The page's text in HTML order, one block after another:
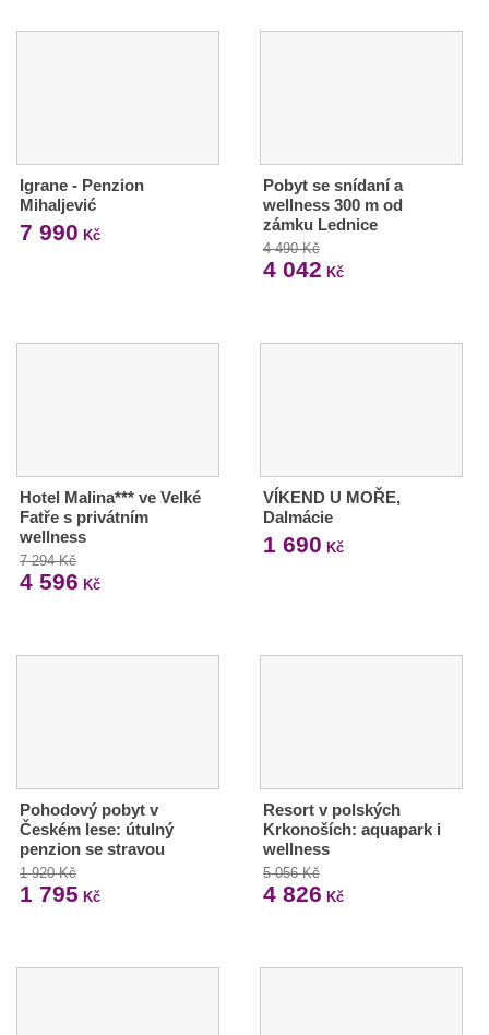
Igrane - Penzion
Mihaljević
7 990 Kč
Pobyt se snídaní a
wellness 300 m od
zámku Lednice
4 490 Kč
4 042 Kč
Hotel Malina*** ve Velké
Fatře s privátním
wellness
7 294 Kč
4 596 Kč
VÍKEND U MOŘE,
Dalmácie
1 690 Kč
Pohodový pobyt v
Českém lese: útulný
penzion se stravou
1 920 Kč
1 795 Kč
Resort v polských
Krkonoších: aquapark i
wellness
5 056 Kč
4 826 Kč